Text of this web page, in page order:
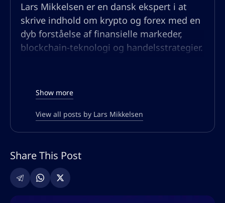
Lars Mikkelsen er en dansk ekspert i at
skrive indhold om krypto og forex med en
dyb forståelse af finansielle markeder,
blockchain-teknologi og handelsstrategier.
specialiserer Lars sig i at skrive
indsigtsfulde, datadrevne artikler, der
uddanner og engagerer handlende på alle
niveauer. Hans ekspertise spænder over
handelsstrategier, DeFi, NFT’er og nye
finansielle teknologier.
Som en tankeleder inden for området
Show more
View all posts by Lars Mikkelsen
Share This Post